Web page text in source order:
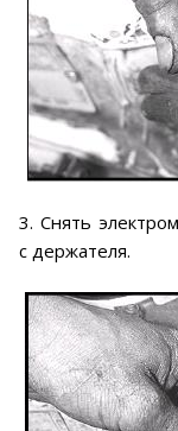
3. Снять
с держателя.